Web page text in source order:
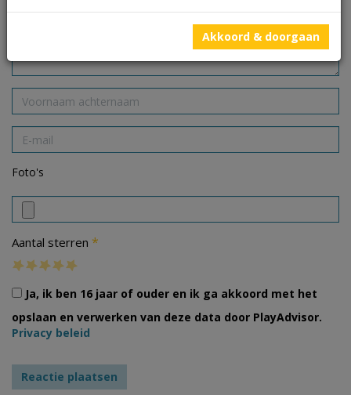
Foto's
Aantal sterren *
Ja, ik ben 16 jaar of ouder en ik ga akkoord met het
opslaan en verwerken van deze data door PlayAdvisor.
Privacy beleid
Akkoord & doorgaan